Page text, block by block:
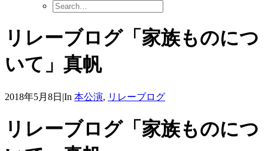
リレーブログ「家族ものにつ
いて」真帆
2018年5月8日 |In 本公演, リレーブログ
リレーブログ「家族ものにつ